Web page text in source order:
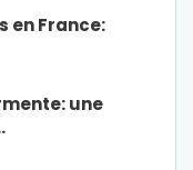
en France:
une